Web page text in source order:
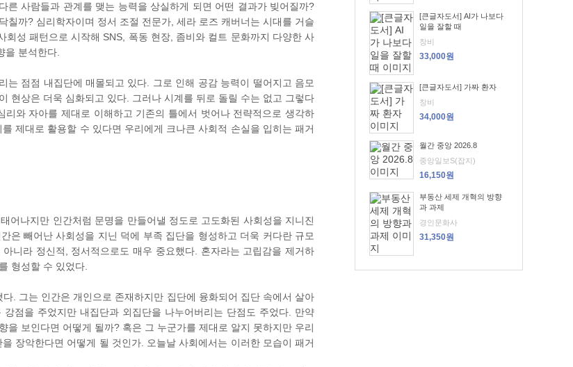
른 사람들과 관계를 맺는 능력을 상실하게 되면 어떤 결과가 빚어질까?
까? 심리학자이며 정서 조절 전문가, 세라 로즈 캐버너는 시대를 거슬
성 패턴으로 시작해 SNS, 폭동 현장, 좀비와 컬트 문화까지 다양한 사
을 분석한다.
점점 내집단에 매몰되고 있다. 그로 인해 공감 능력이 떨어지고 음모
현상은 더욱 심화되고 있다. 그러나 시계를 뒤로 돌릴 수는 없고 그렇다
와 자아를 제대로 이해하고 기존의 틀에서 벗어나 전략적으로 생각하
제대로 활용할 수 있다면 우리에게 크나큰 사회적 손실을 입히는 패거
어나지만 인간처럼 문명을 만들어낼 정도로 고도화된 사회성을 지니진
은 빼어난 사회성을 지닌 덕에 부족 집단을 형성하고 더욱 커다란 규모
니라 정신적, 정서적으로도 매우 중요했다. 혼자라는 고립감을 제거하
형성할 수 있었다.
. 그는 인간은 개인으로 존재하지만 집단에 융화되어 집단 속에서 살아
점을 주었지만 내집단과 외집단을 나누어버리는 단점도 주었다. 만약
보인다면 어떻게 될까? 혹은 그 누군가를 제대로 알지 못하지만 우리
장악한다면 어떻게 될 것인가. 오늘날 사회에서는 이러한 모습이 패거
[큰글자도서] AI가 나보다
일을 잘할 때
창비
33,000원
[큰글자도서] 가짜 환자
창비
34,000원
월간 중앙 2026.8
중앙일보S(잡지)
16,150원
부동산 세제 개혁의 방향
과 과제
경인문화사
31,350원